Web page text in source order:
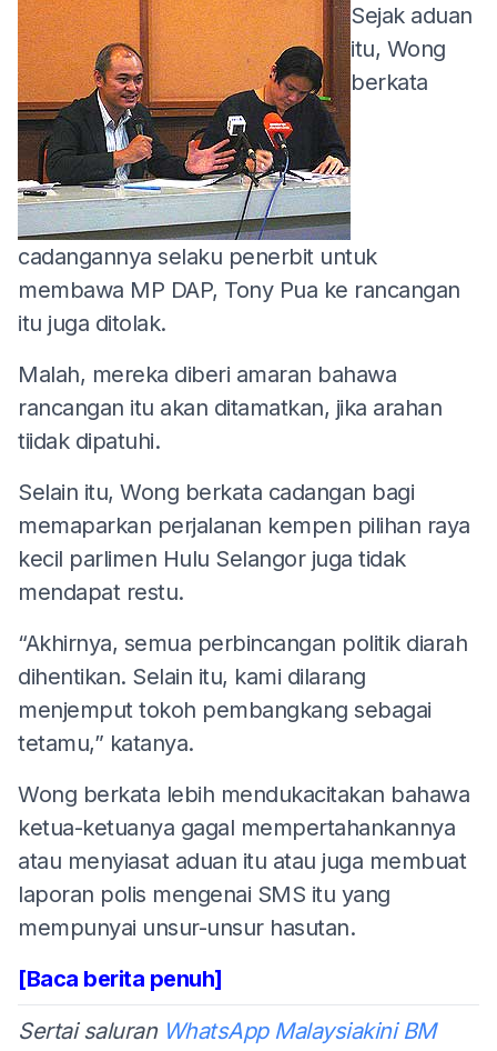
Sejak aduan
itu, Wong
berkata
cadangannya selaku penerbit untuk
membawa MP DAP, Tony Pua ke rancangan
itu juga ditolak.
Malah, mereka diberi amaran bahawa
rancangan itu akan ditamatkan, jika arahan
tiidak dipatuhi.
Selain itu, Wong berkata cadangan bagi
memaparkan perjalanan kempen pilihan raya
kecil parlimen Hulu Selangor juga tidak
mendapat restu.
“Akhirnya, semua perbincangan politik diarah
dihentikan. Selain itu, kami dilarang
menjemput tokoh pembangkang sebagai
tetamu,” katanya.
Wong berkata lebih mendukacitakan bahawa
ketua-ketuanya gagal mempertahankannya
atau menyiasat aduan itu atau juga membuat
laporan polis mengenai SMS itu yang
mempunyai unsur-unsur hasutan.
[Baca berita penuh]
Sertai saluran WhatsApp Malaysiakini BM